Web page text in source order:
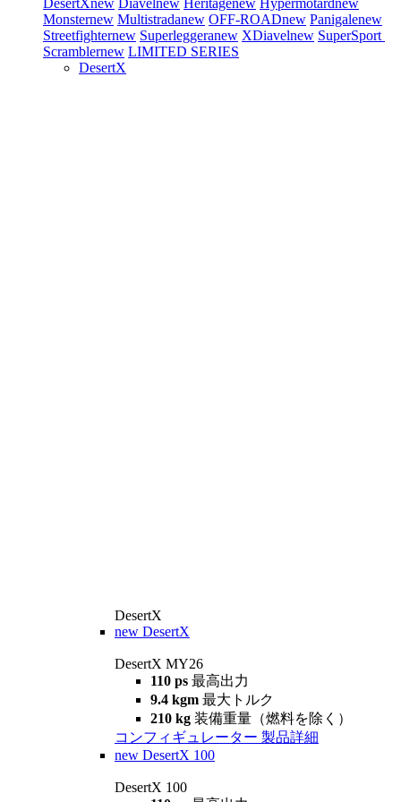
DesertXnew Diavelnew Heritagenew Hypermotardnew
Monsternew Multistradanew OFF-ROADnew Panigalenew
Streetfighternew Superleggeranew XDiavelnew SuperSport
Scramblernew LIMITED SERIES
DesertX
DesertX
new DesertX
DesertX MY26
110 ps 最高出力
9.4 kgm 最大トルク
210 kg 装備重量（燃料を除く）
コンフィギュレーター 製品詳細
new DesertX 100
DesertX 100